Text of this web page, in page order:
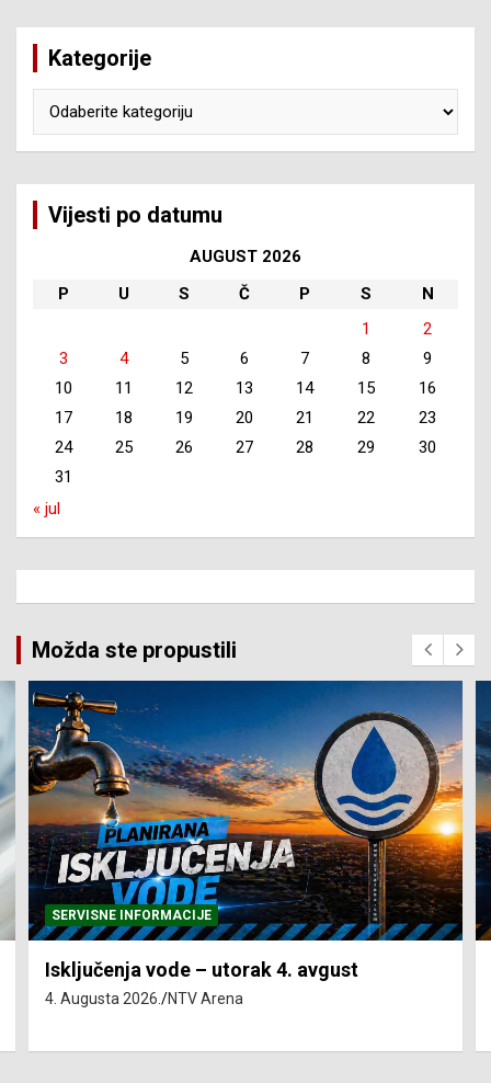
Kategorije
Vijesti po datumu
AUGUST 2026
P
U S Č P S
N
1
2
3
4 5 6 7 8
9
10
11 12 13 14 15
16
17
18 19 20 21 22
23
24
25 26 27 28 29
30
31
« jul
Možda ste propustili
SERVISNE INFORMACIJE
Isključenja vode – utorak 4. avgust
4. Augusta 2026. NTV Arena